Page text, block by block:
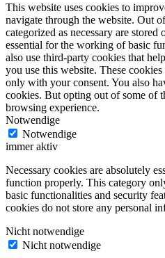
This website uses cookies to
navigate through the website. Out
categorized as necessary are
essential for the working of basic
also use third-party cookies that
you use this website. These
only with your consent. You also
cookies. But opting out of some of
browsing experience.
Notwendige
Notwendige
immer aktiv
Necessary cookies are absolutely
function properly. This category
basic functionalities and security
cookies do not store any personal
Nicht notwendige
Nicht notwendige